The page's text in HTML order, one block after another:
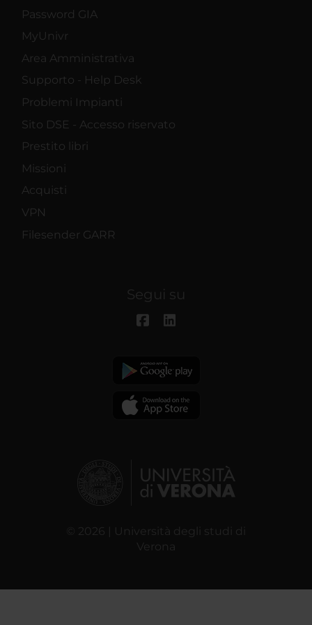
Password GIA
MyUnivr
Area Amministrativa
Supporto - Help Desk
Problemi Impianti
Sito DSE - Accesso riservato
Prestito libri
Missioni
Acquisti
VPN
Filesender GARR
Segui su
© 2026 | Università degli studi di
Verona